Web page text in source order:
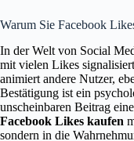
Warum Sie Facebook
In der Welt von Social
mit vielen Likes
animiert andere Nutzer,
Bestätigung ist ein
unscheinbaren Beitrag
Facebook Likes kaufen
sondern in die